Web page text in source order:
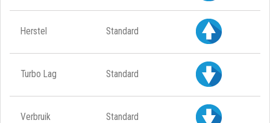
Herstel Standard
Turbo Lag Standard
Verbruik Standard